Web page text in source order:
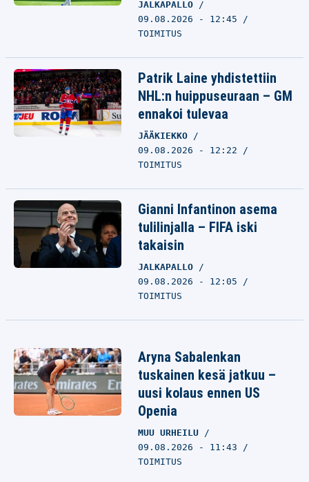
JALKAPALLO
09.08.2026 - 12:45
TOIMITUS
Patrik Laine yhdistettiin
NHL:n huippuseuraan – GM
ennakoi tulevaa
JÄÄKIEKKO
09.08.2026 - 12:22
TOIMITUS
Gianni Infantinon asema
tulilinjalla – FIFA iski
takaisin
JALKAPALLO
09.08.2026 - 12:05
TOIMITUS
Aryna Sabalenkan
tuskainen kesä jatkuu –
uusi kolaus ennen US
Openia
MUU URHEILU
09.08.2026 - 11:43
TOIMITUS